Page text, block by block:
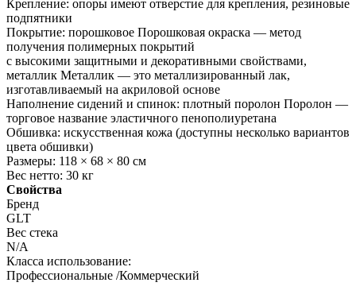
Крепление: опоры имеют отверстие для крепления, резиновые
подпятники
Покрытие: порошковое Порошковая окраска — метод
получения полимерных покрытий
с высокими защитными и декоративными свойствами,
металлик Металлик — это металлизированный лак,
изготавливаемый на акриловой основе
Наполнение сидений и спинок: плотный поролон Поролон —
торговое название эластичного пенополиуретана
Обшивка: искусственная кожа (доступны несколько вариантов
цвета обшивки)
Размеры: 118 × 68 × 80 см
Вес нетто: 30 кг
Свойства
Бренд
GLT
Вес стека
N/A
Класса использование:
Профессиональные /Коммерческий